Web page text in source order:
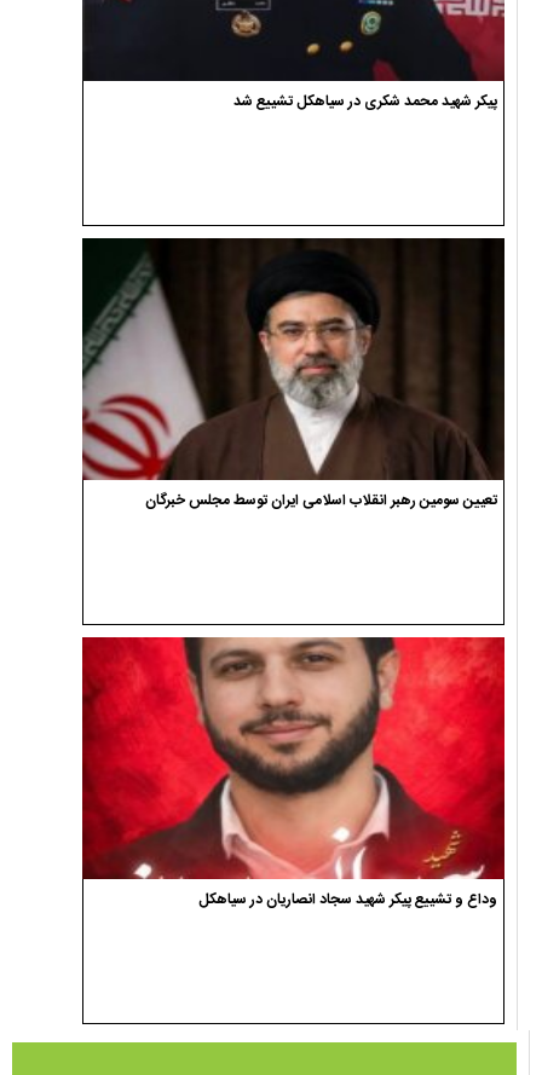
پیکر شهید محمد شکری در سیاهکل تشییع شد
تعیین سومین رهبر انقلاب اسلامی ایران توسط مجلس خبرگان
وداع و تشییع پیکر شهید سجاد انصاریان در سیاهکل